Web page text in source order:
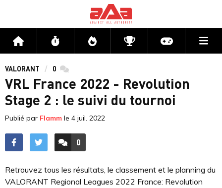
Accueil Flux Directs CompétitionsActu jeux
VALORANT 0 commentaires
VRL France 2022 - Revolution
Stage 2 : le suivi du tournoi
Publié par Flamm le 4 juil. 2022
ACCÉDER AUX
0
COMMENTAIRES
Retrouvez tous les résultats, le classement et le planning du
VALORANT Regional Leagues 2022 France: Revolution